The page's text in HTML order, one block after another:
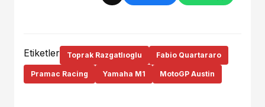
Etiketler Toprak Razgatlıoglu Fabio Quartararo
Pramac Racing Yamaha M1 MotoGP Austin